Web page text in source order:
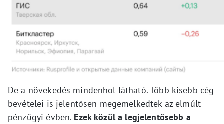
De a növekedés mindenhol látható. Több kisebb cég
bevételei is jelentősen megemelkedtek az elmúlt
pénzügyi évben. Ezek közül a legjelentősebb a